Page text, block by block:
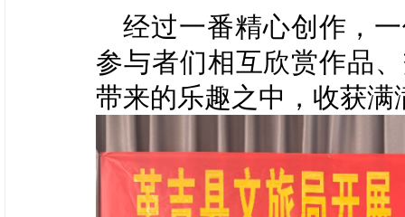
经过一番精心创作，
参与者们相互欣赏作品
带来的乐趣之中，收获满